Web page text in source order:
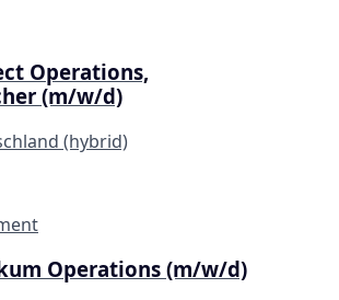
Operations,
(m/w/d)
(hybrid)
Operations (m/w/d)